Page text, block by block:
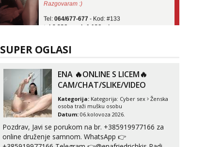
064/677-677
tel:0,93€ - mob:1,12€ min
Obavijesti me kada se oslobodi
Zara
Čekam tvoj poziv!
Tel:
tel:0,93€ - mob:1,12€ min
Anđela
Čekam tvoj poziv!
Tel: 064/677-677- Kod: #142
tel:0,93€ - mob:1,12€ min
SUPER OGLASI
ENA 🔥ONLINE S LICEM🔥
CAM/CHAT/SLIKE/VIDEO
Kategorija: Kategorija: Cyber sex
Ženska
osoba traži mušku osobu
Datum: 06.kolovoza 2026.
Pozdrav, Javi se porukom na br. +385919977166 za
online druženje samnom. WhatsApp 👉